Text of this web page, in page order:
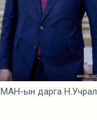
МАН-ын дарга Н.Учрал